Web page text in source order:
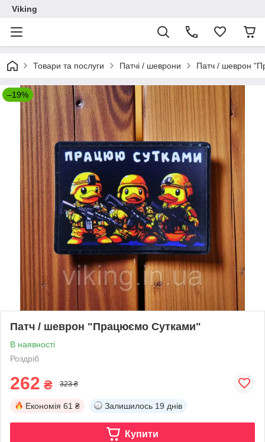
Viking
Товари та послуги Патчі / шеврони Патч / шеврон
–19%
Патч / шеврон "Працюємо Сутками"
В наявності
Роздріб
262 ₴ 323 ₴
Економія 61 ₴ Залишилось 19 днів
Купити